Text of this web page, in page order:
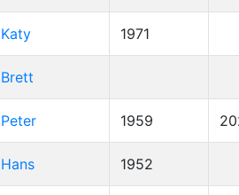
Katy 1971
Brett
Peter 1959
Hans 1952